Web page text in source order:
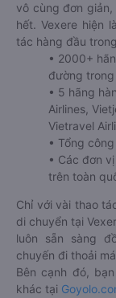
vô cùng đơn
hết. Vexere hiện
tác hàng đầu
• 2000+
đường
• 5 hãng
Airlines,
Vietravel
• Tổng
• Các đơn
trên toàn
Chỉ với vài thao
di chuyển tại
luôn sẵn sàng
chuyến đi thoải
Bên cạnh đó,
khác tại